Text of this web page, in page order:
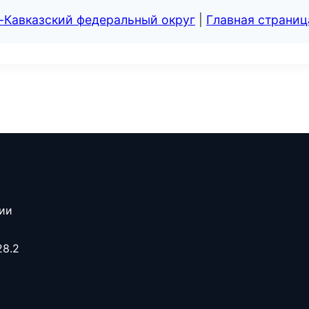
федеральный округ Главная